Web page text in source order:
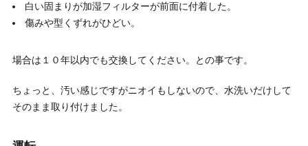
白い固まりが加湿フィルターが前面に付着した。
傷みや型くずれがひどい。
場合は１０年以内でも交換してください。との事です。
ちょっと、汚い感じですがニオイもしないので、水洗いだけして
そのまま取り付けました。